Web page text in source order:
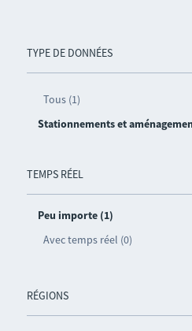
TYPE DE DONNÉES
Tous (1)
Stationnements et
TEMPS RÉEL
Peu importe (1)
Avec temps réel (0)
RÉGIONS